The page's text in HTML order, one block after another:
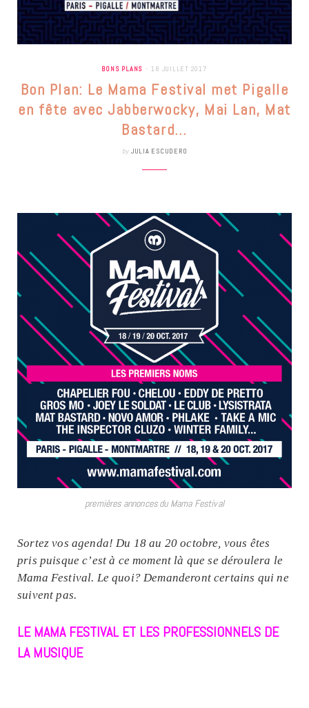
BONS PLANS 18 JUILLET 2017
Bon Plan: Le Mama Festival met Pigalle
en fête avec Jabberwocky, Mai Lan, Mat
Bastard…
by JULIA ESCUDERO
premières annonces du Mama Festival
Sortez vos agenda! Du 18 au 20 octobre, vous êtes
pris puisque c’est à ce moment là que se déroulera le
Mama Festival. Le quoi? Demanderont certains qui ne
suivent pas.
LE MAMA FESTIVAL ET LES PROFESSIONNELS DE
LA MUSIQUE